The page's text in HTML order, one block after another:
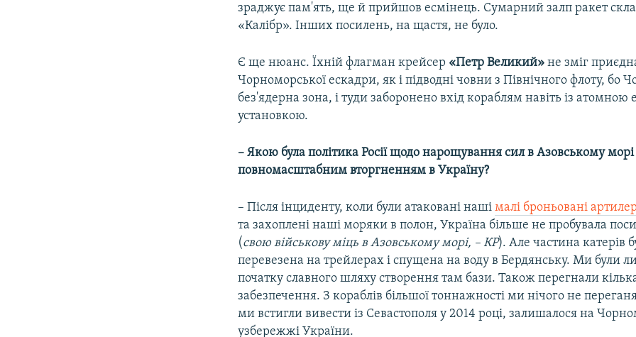
зраджує пам'ять, ще й прийшов есмінець. Сумарний залп ракет
«Калібр». Інших посилень, на щастя, не було.
Є ще нюанс. Їхній флагман крейсер «Петр Великий» не зміг
Чорноморської ескадри, як і підводні човни з Північного флоту, бо
без'ядерна зона, і туди заборонено вхід кораблям навіть із
установкою.
– Якою була політика Росії щодо нарощування сил в Азовському
повномасштабним вторгненням в Україну?
– Після інциденту, коли були атаковані нашімалі броньовані
та захоплені наші моряки в полон, Україна більше не пробувала
(свою військову міць в Азовському морі, – КР). Але частина катерів
перевезена на трейлерах і спущена на воду в Бердянську. Ми були
початку славного шляху створення там бази. Також перегнали
забезпечення. З кораблів більшої тоннажності ми нічого не
ми встигли вивести із Севастополя у 2014 році, залишалося на
узбережжі України.